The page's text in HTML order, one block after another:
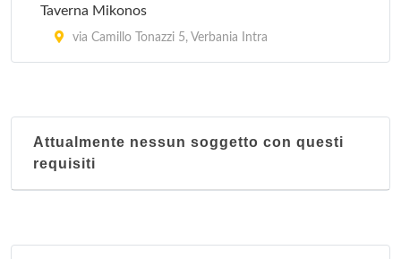
Taverna Mikonos
via Camillo Tonazzi 5, Verbania Intra
Attualmente nessun soggetto con questi
requisiti